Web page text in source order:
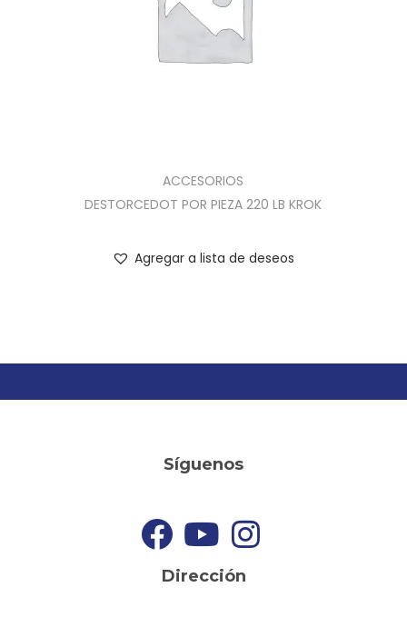
ACCESORIOS
DESTORCEDOT POR PIEZA 220 LB KROK
Agregar a lista de deseos
Síguenos
Dirección